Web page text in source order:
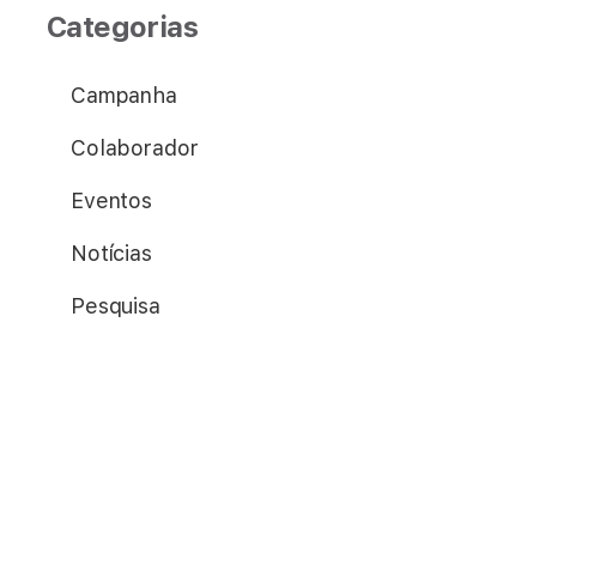
Categorias
Campanha
Colaborador
Eventos
Notícias
Pesquisa